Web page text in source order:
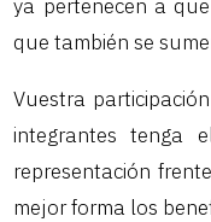
ya pertenecen a
que también se
Vuestra
integrantes tenga
representación
mejor forma los